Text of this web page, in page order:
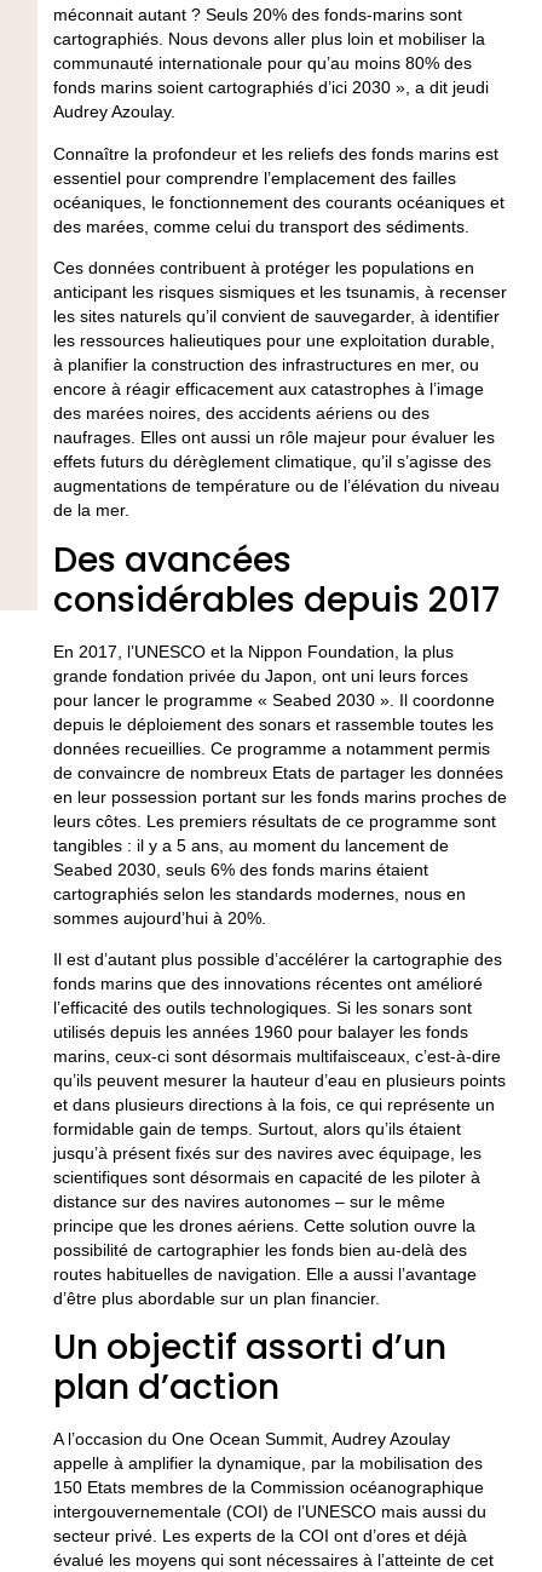
méconnait autant ? Seuls 20% des fonds-marins sont
cartographiés. Nous devons aller plus loin et mobiliser la
communauté internationale pour qu’au moins 80% des
fonds marins soient cartographiés d’ici 2030 », a dit jeudi
Audrey Azoulay.
Connaître la profondeur et les reliefs des fonds marins est
essentiel pour comprendre l’emplacement des failles
océaniques, le fonctionnement des courants océaniques et
des marées, comme celui du transport des sédiments.
Ces données contribuent à protéger les populations en
anticipant les risques sismiques et les tsunamis, à recenser
les sites naturels qu’il convient de sauvegarder, à identifier
les ressources halieutiques pour une exploitation durable,
à planifier la construction des infrastructures en mer, ou
encore à réagir efficacement aux catastrophes à l’image
des marées noires, des accidents aériens ou des
naufrages. Elles ont aussi un rôle majeur pour évaluer les
effets futurs du dérèglement climatique, qu’il s’agisse des
augmentations de température ou de l’élévation du niveau
de la mer.
Des avancées
considérables depuis 2017
En 2017, l’UNESCO et la Nippon Foundation, la plus
grande fondation privée du Japon, ont uni leurs forces
pour lancer le programme « Seabed 2030 ». Il coordonne
depuis le déploiement des sonars et rassemble toutes les
données recueillies. Ce programme a notamment permis
de convaincre de nombreux Etats de partager les données
en leur possession portant sur les fonds marins proches de
leurs côtes. Les premiers résultats de ce programme sont
tangibles : il y a 5 ans, au moment du lancement de
Seabed 2030, seuls 6% des fonds marins étaient
cartographiés selon les standards modernes, nous en
sommes aujourd’hui à 20%.
Il est d’autant plus possible d’accélérer la cartographie des
fonds marins que des innovations récentes ont amélioré
l’efficacité des outils technologiques. Si les sonars sont
utilisés depuis les années 1960 pour balayer les fonds
marins, ceux-ci sont désormais multifaisceaux, c’est-à-dire
qu’ils peuvent mesurer la hauteur d’eau en plusieurs points
et dans plusieurs directions à la fois, ce qui représente un
formidable gain de temps. Surtout, alors qu’ils étaient
jusqu’à présent fixés sur des navires avec équipage, les
scientifiques sont désormais en capacité de les piloter à
distance sur des navires autonomes – sur le même
principe que les drones aériens. Cette solution ouvre la
possibilité de cartographier les fonds bien au-delà des
routes habituelles de navigation. Elle a aussi l’avantage
d’être plus abordable sur un plan financier.
Un objectif assorti d’un
plan d’action
A l’occasion du One Ocean Summit, Audrey Azoulay
appelle à amplifier la dynamique, par la mobilisation des
150 Etats membres de la Commission océanographique
intergouvernementale (COI) de l’UNESCO mais aussi du
secteur privé. Les experts de la COI ont d’ores et déjà
évalué les moyens qui sont nécessaires à l’atteinte de cet